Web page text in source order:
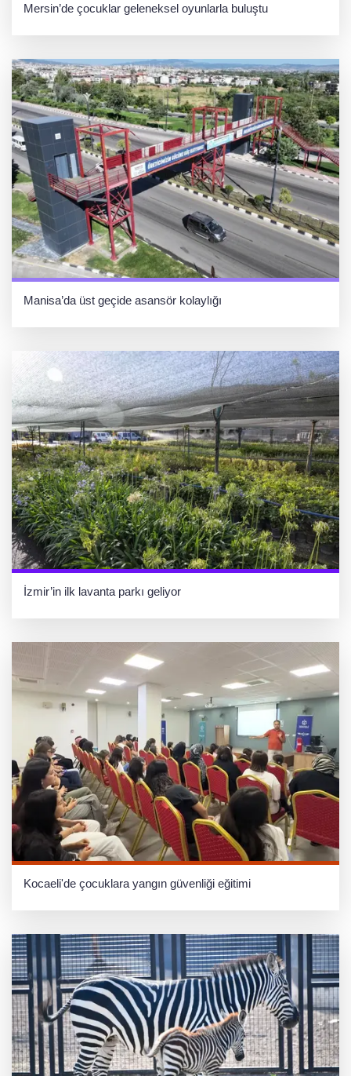
Mersin’de çocuklar geleneksel oyunlarla buluştu
Manisa’da üst geçide asansör kolaylığı
İzmir’in ilk lavanta parkı geliyor
Kocaeli'de çocuklara yangın güvenliği eğitimi